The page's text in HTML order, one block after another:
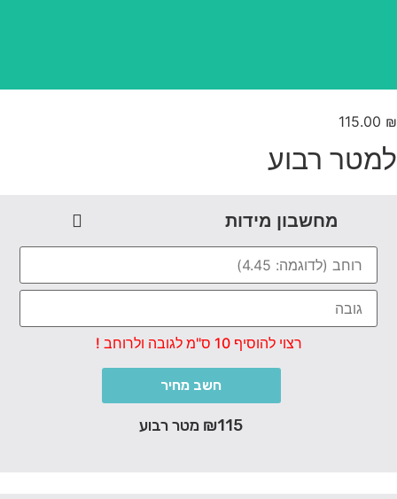
115.00
רבוע
מחשבון מידות
רצוי להוסיף 10 ס"מ לגובה ולרוחב !
חשב מחיר
₪115 מטר רבוע